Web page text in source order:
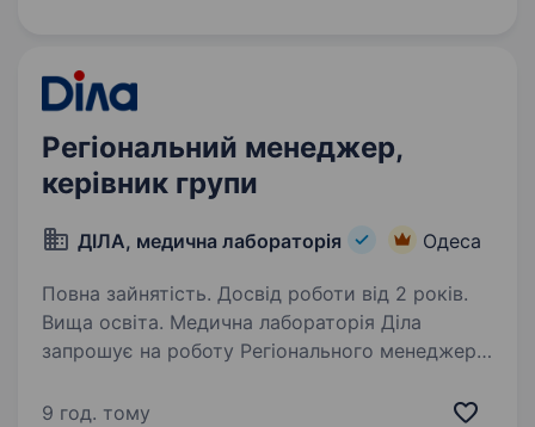
Регіональний менеджер,
керівник групи
ДІЛА, медична лабораторія Одеса
Повна зайнятість. Досвід роботи від 2 років.
Вища освіта. Медична лабораторія Діла
запрошує на роботу Регіонального менеджера,
Медичних представників території м. Одеса
9 год. тому